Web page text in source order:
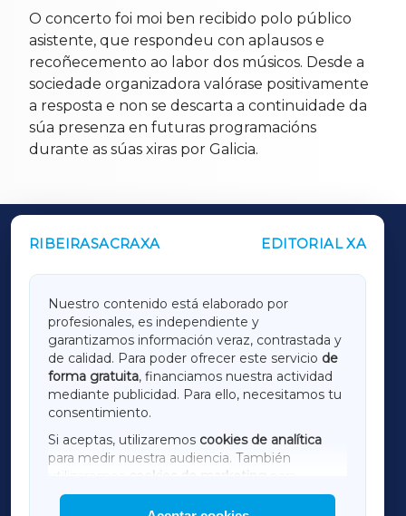
O concerto foi moi ben recibido polo público
asistente, que respondeu con aplausos e
recoñecemento ao labor dos músicos. Desde a
sociedade organizadora valórase positivamente
a resposta e non se descarta a continuidade da
súa presenza en futuras programacións
durante as súas xiras por Galicia.
RIBEIRASACRAXA EDITORIAL XA
Nuestro contenido está elaborado por
profesionales, es independiente y
garantizamos información veraz, contrastada y
de calidad. Para poder ofrecer este servicio de
forma gratuita, financiamos nuestra actividad
mediante publicidad. Para ello, necesitamos tu
consentimiento.
Si aceptas, utilizaremos cookies de analítica
para medir nuestra audiencia. También
utilizaremos
cookies de marketing
mostrar publicidad de terceros.
OUTROS PERIÓDICOS
LUGOXA
TERRACHAXA
AMARIÑAXA